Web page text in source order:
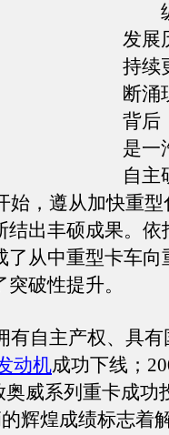
纵
发展
持续
断涌
背后
是一
自主
始，遵从加快重
结出丰硕成果。依
了从中重型卡车向
破性提升。
自主产权、具有
动机成功下线；
奥威系列重卡成功
辉煌成绩标志着